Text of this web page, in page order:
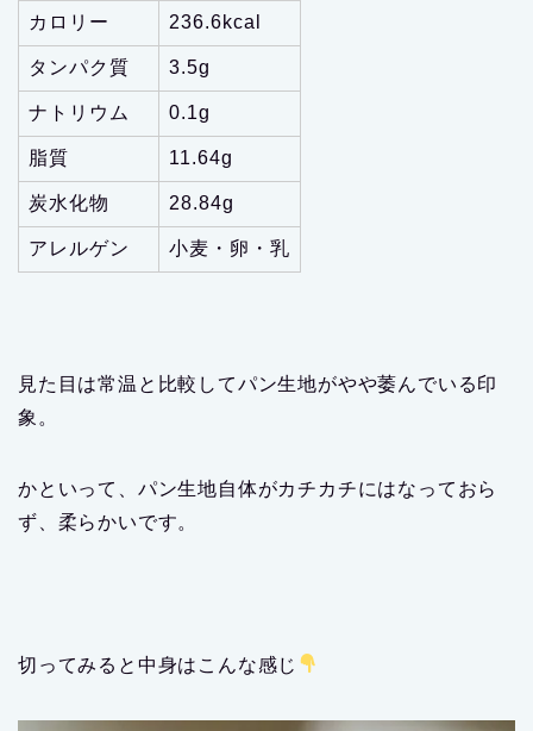
カロリー 236.6kcal
タンパク質 3.5g
ナトリウム 0.1g
脂質 11.64g
炭水化物 28.84g
アレルゲン 小麦・卵・乳
見た目は常温と比較してパン生地がやや萎んでいる印
象。
かといって、パン生地自体がカチカチにはなっておら
ず、柔らかいです。
切ってみると中身はこんな感じ